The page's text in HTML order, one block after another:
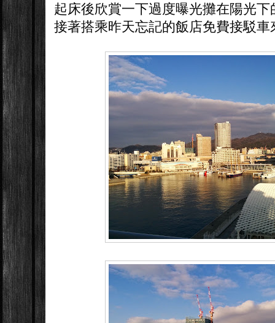
起床後欣賞一下過度曝光攤在陽光下
接著搭乘昨天忘記的飯店免費接駁車